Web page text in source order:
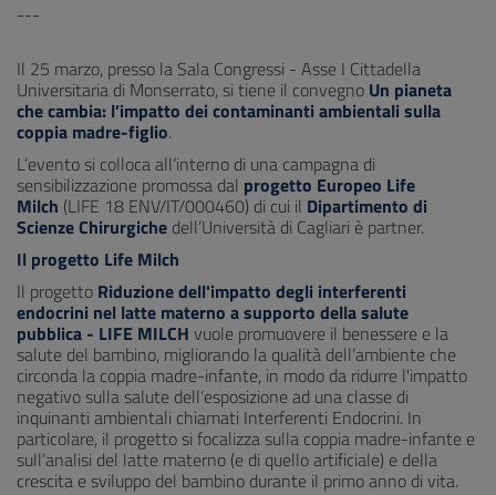
---
Il 25 marzo, presso la Sala Congressi - Asse I Cittadella
Universitaria di Monserrato, si tiene il convegno Un pianeta
che cambia: l’impatto dei contaminanti ambientali sulla
coppia madre-figlio.
L’evento si colloca all’interno di una campagna di
sensibilizzazione promossa dal progetto Europeo Life
Milch (LIFE 18 ENV/IT/000460) di cui il Dipartimento di
Scienze Chirurgiche dell’Università di Cagliari è partner.
Il progetto Life Milch
Il progetto Riduzione dell'impatto degli interferenti
endocrini nel latte materno a supporto della salute
pubblica - LIFE MILCH vuole promuovere il benessere e la
salute del bambino, migliorando la qualità dell’ambiente che
circonda la coppia madre-infante, in modo da ridurre l'impatto
negativo sulla salute dell’esposizione ad una classe di
inquinanti ambientali chiamati Interferenti Endocrini. In
particolare, il progetto si focalizza sulla coppia madre-infante e
sull’analisi del latte materno (e di quello artificiale) e della
crescita e sviluppo del bambino durante il primo anno di vita.